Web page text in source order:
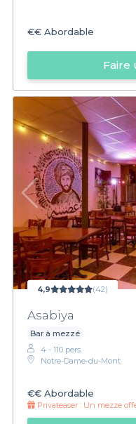
€€ Abordable
Faire
4,9 (42)
Asabiya
Bar à mezzé
4 - 110 pers.
Notre-Dame-du-Mont
€€ Abordable
Privateaser : Un mezze